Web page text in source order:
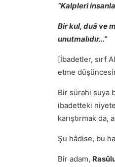
“Kalpleri
Bir kul, duâ ve
unutmalıdır…”
[İbadetler, sırf
etme
Bir sürahi suya
ibadetteki
karıştırmak da,
Şu hâdise, bu
Bir adam,